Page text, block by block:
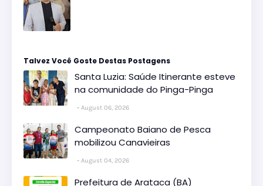
Talvez Você Goste Destas Postagens
Santa Luzia: Saúde Itinerante esteve
na comunidade do Pinga-Pinga
August 06, 2026
Campeonato Baiano de Pesca
mobilizou Canavieiras
August 04, 2026
Prefeitura de Arataca (BA)